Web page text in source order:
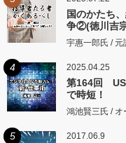
国のかたち
争②(徳川吉
宇惠一郎氏 /
4 2025.04.25
第164回
で時短！
鴻池賢三氏 /
5 2017.06.9